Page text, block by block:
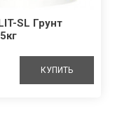
SL Грунт
КУПИТЬ